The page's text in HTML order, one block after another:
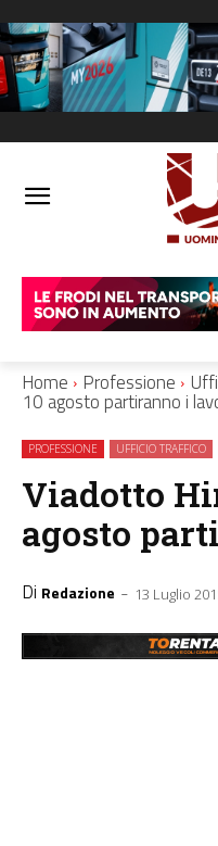
Home Professione
10 agosto partiranno i
PROFESSIONE UFFICIO TRAFFICO
Viadotto
agosto
Di Redazione - 13 Luglio